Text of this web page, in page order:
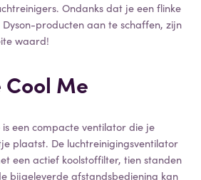
Ondanks dat je een flinke
producten aan te schaffen, zijn
waard!
Cool Me
is een compacte ventilator die je
plaatst. De luchtreinigingsventilator
een actief koolstoffilter, tien standen
bijgeleverde afstandsbediening kan